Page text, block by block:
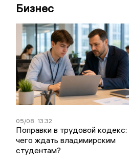
Бизнес
05/08 13:32
Поправки в трудовой кодекс:
чего ждать владимирским
студентам?